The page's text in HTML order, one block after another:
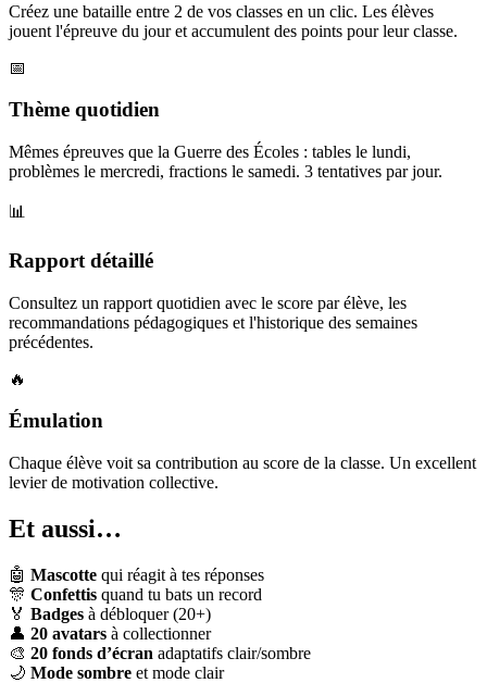
Créez une bataille entre 2 de vos classes en un clic. Les élèves
jouent l'épreuve du jour et accumulent des points pour leur classe.
📅
Thème quotidien
Mêmes épreuves que la Guerre des Écoles : tables le lundi,
problèmes le mercredi, fractions le samedi. 3 tentatives par jour.
📊
Rapport détaillé
Consultez un rapport quotidien avec le score par élève, les
recommandations pédagogiques et l'historique des semaines
précédentes.
🔥
Émulation
Chaque élève voit sa contribution au score de la classe. Un excellent
levier de motivation collective.
Et aussi…
🤖 Mascotte qui réagit à tes réponses
🎊 Confettis quand tu bats un record
🏅 Badges à débloquer (20+)
👤 20 avatars à collectionner
🎨 20 fonds d’écran adaptatifs clair/sombre
🌙 Mode sombre et mode clair